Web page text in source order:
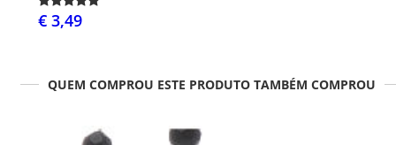
€ 3,49
QUEM COMPROU ESTE PRODUTO TAMBÉM COMPROU